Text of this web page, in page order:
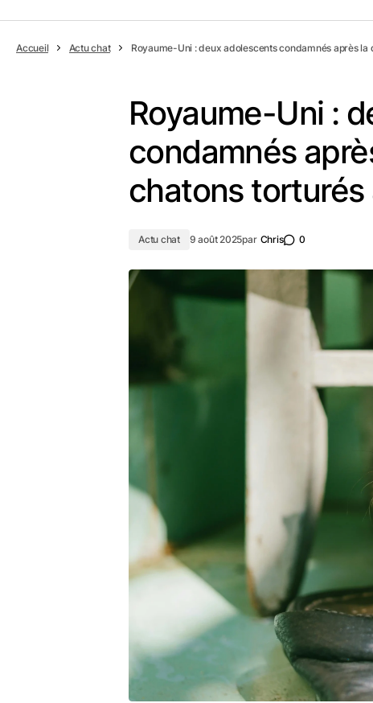
Accueil Actu chat Royaume-Uni : deux adolescents condamnés après
Royaume-Uni :
condamnés
chatons torturés
Actu chat 9 août 2025par Chris 0